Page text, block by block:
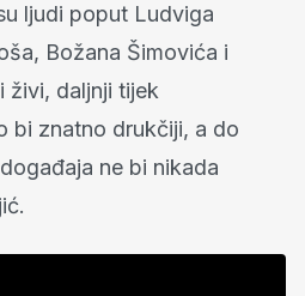
ljudi poput Ludviga
Božana Šimovića i
živi, ​​daljnji tijek
bi znatno drukčiji, a do
ne bi nikada